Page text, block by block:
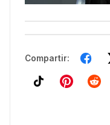
Compartir: